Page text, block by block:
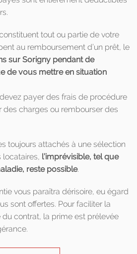
tout ou partie de votre
au remboursement d’un prêt, le
sur Sorigny pendant de
de vous mettre en situation
payer des frais de procédure
des charges ou rembourser des
toujours attachés à une sélection
locataires, l’imprévisible, tel que
reste possible.
vous paraîtra dérisoire, eu égard
sont offertes. Pour faciliter la
contrat, la prime est prélevée